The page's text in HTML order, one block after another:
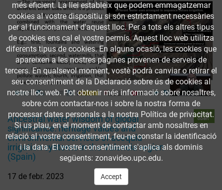
Ancestral water wisdom of global
significance: heritage values and
environmental services of acequia
irrigation systems in the Valencia region
(Spain)
Accés
obert
17 de febr. 2023
més eficient. La llei estableix que podem emmagatzemar
cookies al vostre dispositiu si són estrictament necessàries
per al funcionament d'aquest lloc. Per a tots els altres tipus
de cookies ens cal el vostre permís. Aquest lloc web utilitza
diferents tipus de cookies. En alguna ocasió, les cookies que
apareixen a les nostres pàgines provenen de serveis de
tercers. En qualsevol moment, vostè podrà canviar o retirar el
seu consentiment de la Declaració sobre ús de cookies al
nostre lloc web. Pot obtenir més informació sobre nosaltres,
sobre cóm contactar-nos i sobre la nostra forma de
processar dates personals a la nostra Política de privacitat.
Si us plau, en el moment de contactar amb nosaltres en
relació al vostre consentiment, feu-ne constar la identificació
i la data. El vostre consentiment s'aplica als dominis
següents: zonavideo.upc.edu.
Accept